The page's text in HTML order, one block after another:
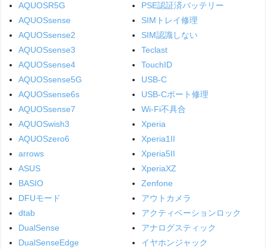
AQUOSR5G
AQUOSsense
AQUOSsense2
AQUOSsense3
AQUOSsense4
AQUOSsense5G
AQUOSsense6s
AQUOSsense7
AQUOSwish3
AQUOSzero6
arrows
ASUS
BASIO
DFUモード
dtab
DualSense
DualSenseEdge
PSE認証済バッテリー
SIMトレイ修理
SIM認識しない
Teclast
TouchID
USB-C
USB-Cポート修理
Wi-Fi不具合
Xperia
Xperia1II
Xperia5II
XperiaXZ
Zenfone
アウトカメラ
アクティベーションロック
アナログスティック
イヤホンジャック